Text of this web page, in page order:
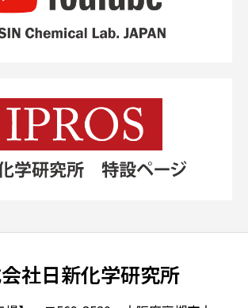
社日新化学研究所